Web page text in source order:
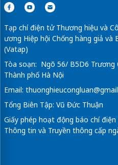
Tạp chí điện tử Thương hiệu và
ương Hiệp hội Chống hàng giả
(Vatap)
Tòa soạn: Ngõ 56/ B5D6 Trương
Thành phố Hà Nội
Email:
Tổng Biên Tập: Vũ Đức Thuận
Giấy phép hoạt động báo chí
Thông tin và Truyền thông cấp